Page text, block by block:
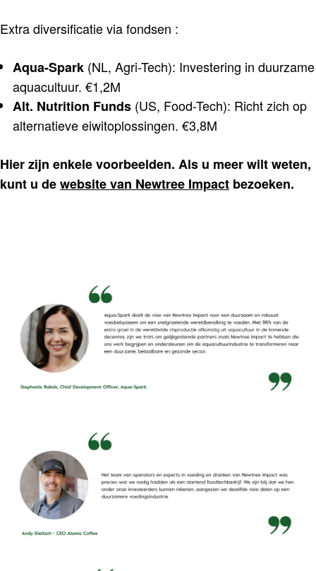
Extra diversificatie via fondsen :
Aqua-Spark (NL, Agri-Tech): Investering in duurzame
aquacultuur. €1,2M
Alt. Nutrition Funds (US, Food-Tech): Richt zich op
alternatieve eiwitoplossingen. €3,8M
Hier zijn enkele voorbeelden. Als u meer wilt weten,
kunt u dewebsite van Newtree Impact bezoeken.